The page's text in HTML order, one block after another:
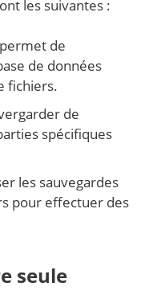
les suivantes :
de
de données
fichiers.
de
spécifiques
les sauvegardes
pour effectuer des
seule